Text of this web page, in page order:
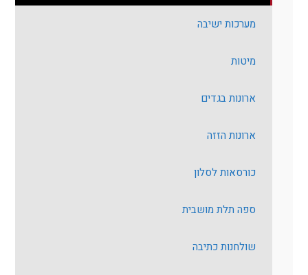
מערכות ישיבה
מיטות
ארונות בגדים
ארונות הזזה
כורסאות לסלון
ספה תלת מושבית
שולחנות כתיבה